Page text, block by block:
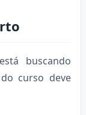
buscando
curso deve